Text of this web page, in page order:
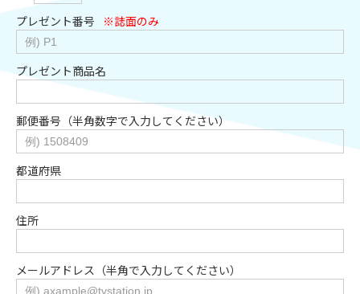
プレゼント番号
※誌面のみ
プレゼント商品名
郵便番号（半角数字で入力してください）
都道府県
住所
メールアドレス（半角で入力してください）